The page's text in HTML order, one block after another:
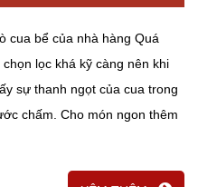
cua bể của nhà hàng Quá
lọc khá kỹ càng nên khi
sự thanh ngọt của cua trong
chấm. Cho món ngon thêm